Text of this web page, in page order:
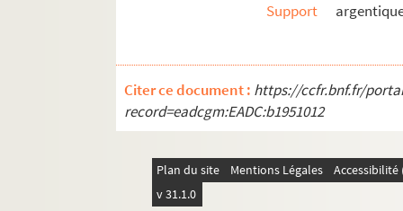
Support
Citer ce document : https://ccfr.bnf.fr/
record=eadcgm:EADC:b1951012
Plan du site Mentions Légales
v 31.1.0